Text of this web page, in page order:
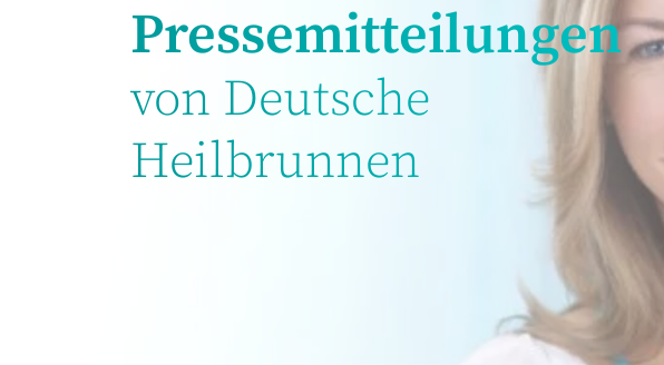
Pressemitteilungen
von Deutsche
Heilbrunnen